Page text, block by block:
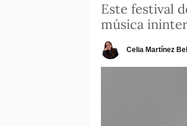
Este festival
música
Celia Martínez